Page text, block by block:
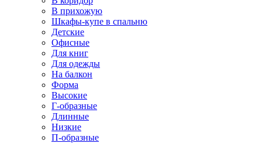
В прихожую
Шкафы-купе в спальню
Детские
Офисные
Для книг
Для одежды
На балкон
Форма
Высокие
Г-образные
Длинные
Низкие
П-образные